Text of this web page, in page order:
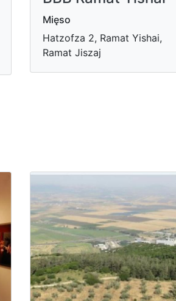
Mięso
Hatzofza 2, Ramat Yishai,
Ramat Jiszaj